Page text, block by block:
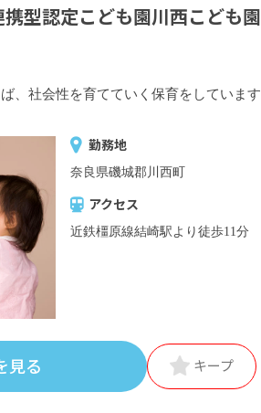
型認定こども園川西こども園
、社会性を育てていく保育をしています
勤務地
奈良県磯城郡川西町
アクセス
近鉄橿原線結崎駅より徒歩11分
見る キープ